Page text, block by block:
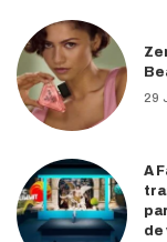
29
A
de